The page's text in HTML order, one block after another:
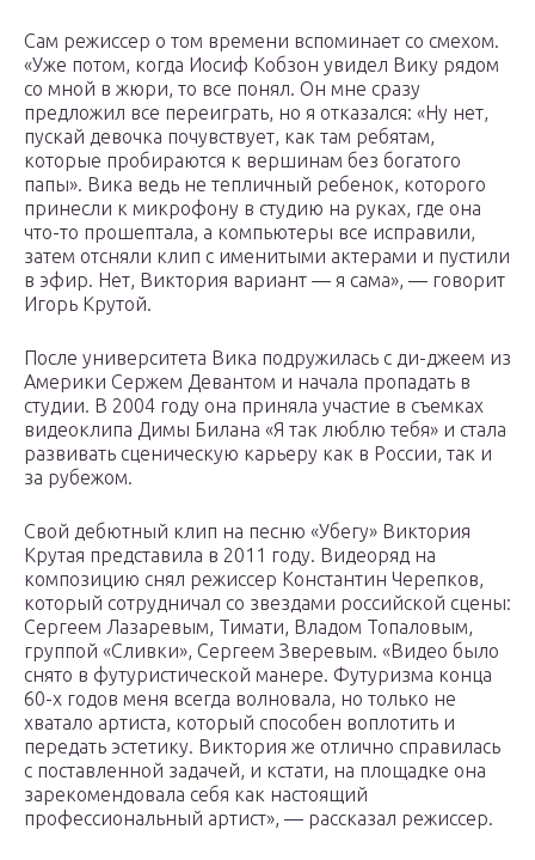
Сам режиссер о том времени вспоминает со смехом.
«Уже потом, когда Иосиф Кобзон увидел Вику рядом
со мной в жюри, то все понял. Он мне сразу
предложил все переиграть, но я отказался: «Ну нет,
пускай девочка почувствует, как там ребятам,
которые пробираются к вершинам без богатого
папы». Вика ведь не тепличный ребенок, которого
принесли к микрофону в студию на руках, где она
что-то прошептала, а компьютеры все исправили,
затем отсняли клип с именитыми актерами и пустили
в эфир. Нет, Виктория вариант — я сама», — говорит
Игорь Крутой.
После университета Вика подружилась с ди-джеем из
Америки Сержем Девантом и начала пропадать в
студии. В 2004 году она приняла участие в съемках
видеоклипа Димы Билана «Я так люблю тебя» и стала
развивать сценическую карьеру как в России, так и
за рубежом.
Свой дебютный клип на песню «Убегу» Виктория
Крутая представила в 2011 году. Видеоряд на
композицию снял режиссер Константин Черепков,
который сотрудничал со звездами российской сцены:
Сергеем Лазаревым, Тимати, Владом Топаловым,
группой «Сливки», Сергеем Зверевым. «Видео было
снято в футуристической манере. Футуризма конца
60-х годов меня всегда волновала, но только не
хватало артиста, который способен воплотить и
передать эстетику. Виктория же отлично справилась
с поставленной задачей, и кстати, на площадке она
зарекомендовала себя как настоящий
профессиональный артист», — рассказал режиссер.